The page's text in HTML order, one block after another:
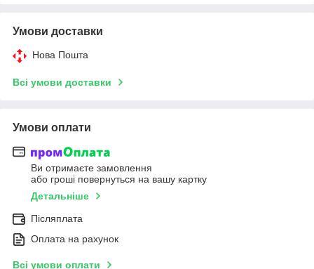
Умови доставки
Нова Пошта
Всі умови доставки
Умови оплати
Ви отримаєте замовлення
або гроші повернуться на вашу картку
Детальніше
Післяплата
Оплата на рахунок
Всі умови оплати